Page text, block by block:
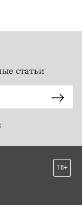
статьи
18+